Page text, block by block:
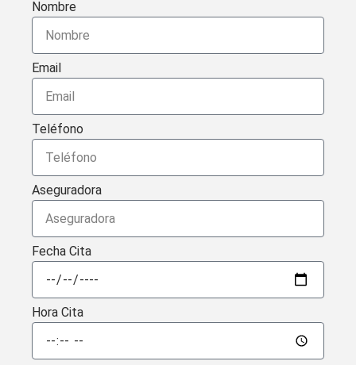
Nombre
Email
Teléfono
Aseguradora
Fecha Cita
Hora Cita